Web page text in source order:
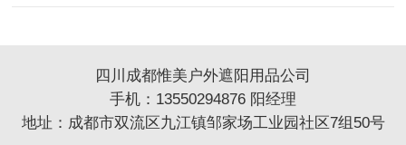
四川成都惟美户外遮阳用品公司
手机：13550294876 阳经理
地址：成都市双流区九江镇邹家场工业园社区7组50号